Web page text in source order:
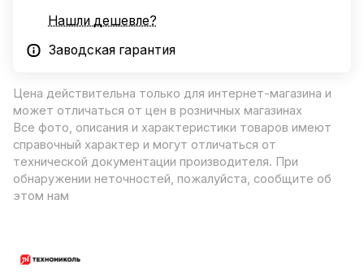
Нашли дешевле?
Заводская гарантия
Цена действительна только для интернет-магазина и
может отличаться от цен в розничных магазинах
Все фото, описания и характеристики товаров имеют
справочный характер и могут отличаться от
технической документации производителя. При
обнаружении неточностей, пожалуйста, сообщите об
этом нам